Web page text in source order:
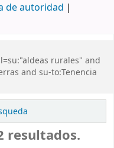
de autoridad
rurales" and
and su-to:Tenencia
resultados.